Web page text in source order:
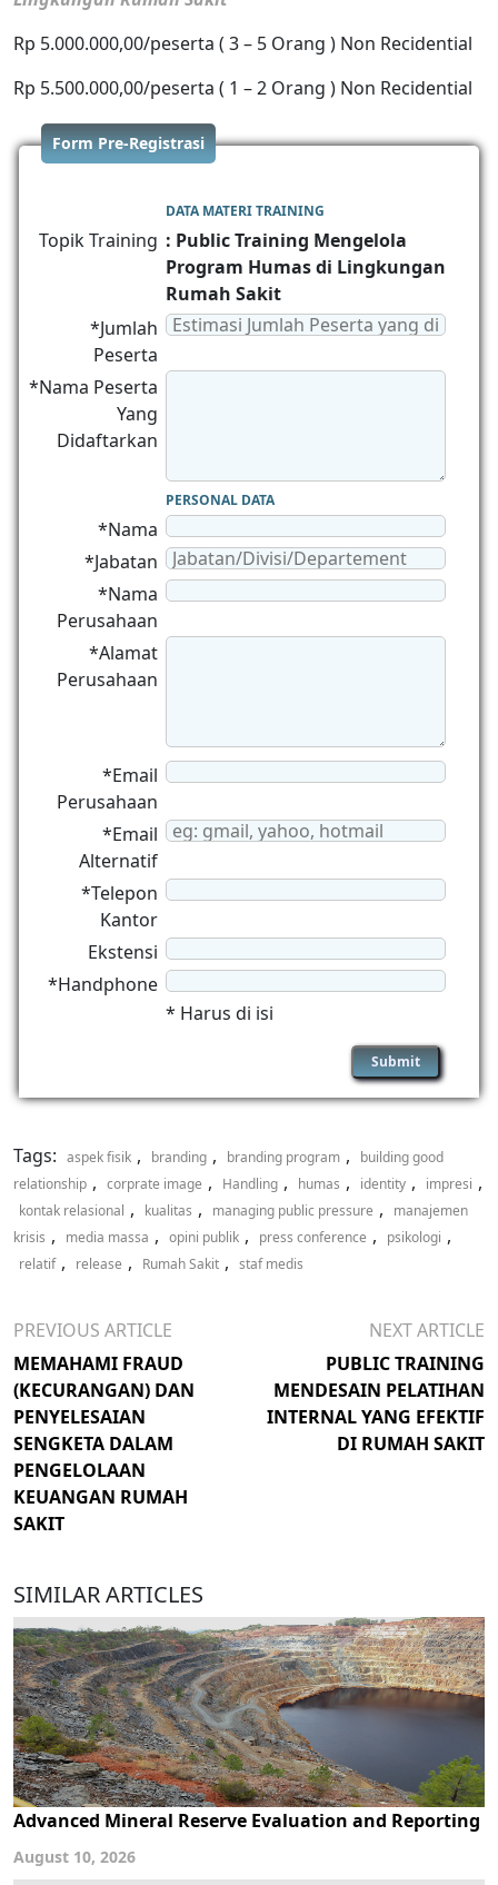
Rp 5.000.000,00/peserta ( 3 – 5 Orang ) Non Recidential
Rp 5.500.000,00/peserta ( 1 – 2 Orang ) Non Recidential
Form Pre-Registrasi
DATA MATERI TRAINING
Topik Training : Public Training Mengelola
Program Humas di Lingkungan
Rumah Sakit
*Jumlah
Peserta
*Nama Peserta
Yang
Didaftarkan
PERSONAL DATA
*Nama
*Jabatan
*Nama
Perusahaan
*Alamat
Perusahaan
*Email
Perusahaan
*Email
Alternatif
*Telepon
Kantor
Ekstensi
*Handphone
* Harus di isi
Tags: aspek fisik , branding , branding program ,
building good
relationship , corprate image , Handling , humas , identity , impresi ,
kontak relasional , kualitas , managing public pressure ,
manajemen
krisis , media massa , opini publik , press conference , psikologi ,
relatif , release , Rumah Sakit , staf medis
PREVIOUS ARTICLE
MEMAHAMI FRAUD
(KECURANGAN) DAN
PENYELESAIAN
SENGKETA DALAM
PENGELOLAAN
KEUANGAN RUMAH
SAKIT
NEXT ARTICLE
PUBLIC TRAINING
MENDESAIN PELATIHAN
INTERNAL YANG EFEKTIF
DI RUMAH SAKIT
SIMILAR ARTICLES
Advanced Mineral Reserve Evaluation and Reporting
August 10, 2026